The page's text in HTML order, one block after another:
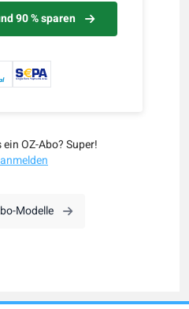
90 % sparen
OZ-Abo? Super!
Modelle